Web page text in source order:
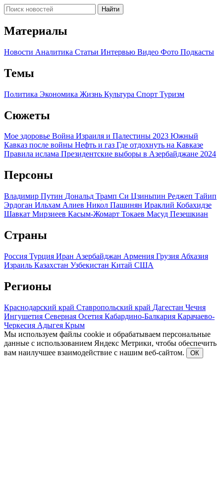
Найти
Материалы
Новости Аналитика Статьи Интервью Видео Фото Подкасты
Темы
Политика Экономика Жизнь Культура Спорт Туризм
Сюжеты
Мое здоровье Война Израиля и Палестины 2023 Южный
Кавказ после войны Нефть и газ Где отдохнуть на Кавказе
Правила ислама Президентские выборы в Азербайджане 2024
Персоны
Владимир Путин Дональд Трамп Си Цзиньпин Реджеп Тайип
Эрдоган Ильхам Алиев Никол Пашинян Ираклий Кобахидзе
Шавкат Мирзиеев Касым-Жомарт Токаев Масуд Пезешкиан
Страны
Россия Турция Иран Азербайджан Армения Грузия Абхазия
Израиль Казахстан Узбекистан Китай США
Регионы
Краснодарский край Ставропольский край Дагестан Чечня
Ингушетия Северная Осетия Кабардино-Балкария Карачаево-
Черкесия Адыгея Крым
Мы используем файлы cookie и обрабатываем персональные
данные с использованием Яндекс Метрики, чтобы обеспечить
вам наилучшее взаимодействие с нашим веб-сайтом.
ОК